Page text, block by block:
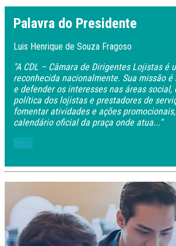
Palavra do Presidente
Luis Henrique de Souza Fragoso
"A CDL – Câmara de Dirigentes Lojistas é
reconhecida nacionalmente. Sua missão
e defender os interesses nas áreas social,
política dos lojistas e prestadores de
fomentar atividades e ações
calendário oficial da praça onde atua..."
Ler +